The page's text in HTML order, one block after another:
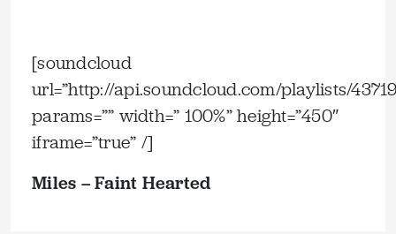
[soundcloud
url=”http://api.soundcloud.com/playlists/
params=”” width=” 100%” height=”450″
iframe=”true” /]
Miles – Faint Hearted